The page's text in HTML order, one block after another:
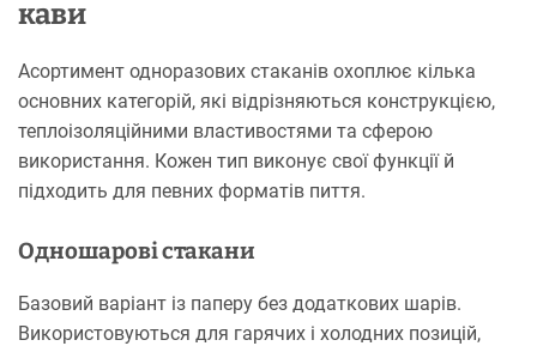
кави
Асортимент одноразових стаканів охоплює кілька
основних категорій, які відрізняються конструкцією,
теплоізоляційними властивостями та сферою
використання. Кожен тип виконує свої функції й
підходить для певних форматів пиття.
Одношарові стакани
Базовий варіант із паперу без додаткових шарів.
Використовуються для гарячих і холодних позицій,